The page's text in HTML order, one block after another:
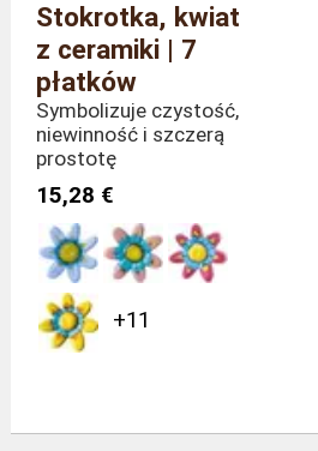
Stokrotka, kwiat
z ceramiki | 7
płatków
Symbolizuje czystość,
niewinność i szczerą
prostotę
15,28 €
+11